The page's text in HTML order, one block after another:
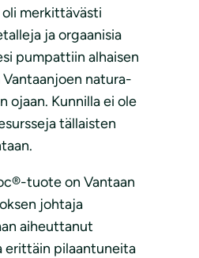
oli merkittävästi
ja orgaanisia
pumpattiin alhaisen
natura-
ojaan. Kunnilla ei ole
tällaisten
tuote on Vantaan
johtaja
aiheuttanut
erittäin pilaantuneita